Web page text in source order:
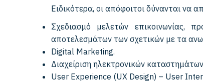
Ειδικότερα, οι απόφοιτοι δύνανται να
Σχεδιασμό μελετών επικοινωνίας,
αποτελεσμάτων των σχετικών με τα
Digital Marketing.
Διαχείριση ηλεκτρονικών
User Experience (UX Design) – User